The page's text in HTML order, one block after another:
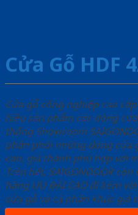
Cửa Gỗ HDF
Cửa gỗ công nghiệp cao
hiệu sản phẩm các dòng
thống Showroom
phân phối những dòng cửa
cao, giá thành phù hợp với
Trên hết, SAIGONDOOR
hàng ƯU ĐÃI CAO đi kèm
cửa gỗ và cả phân khúc giá